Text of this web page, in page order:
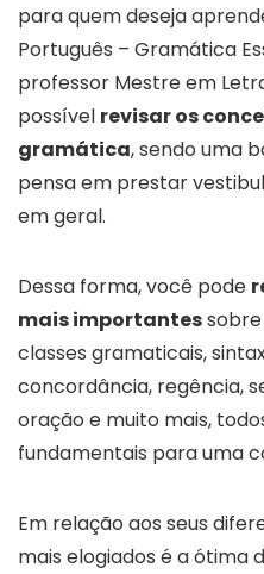
para quem deseja
Português – Gramática
professor Mestre em
possível revisar os
gramática, sendo uma
pensa em prestar
em geral.
Dessa forma, você pode
mais importantes
classes gramaticais,
concordância, regência,
oração e muito mais,
fundamentais para uma
Em relação aos seus
mais elogiados é a ótima